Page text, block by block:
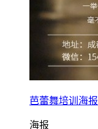
芭蕾舞培训海报
海报